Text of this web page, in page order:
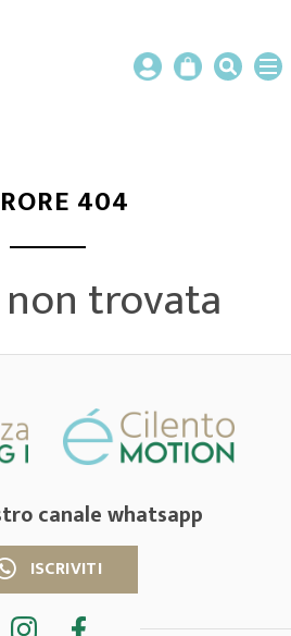
404
trovata
canale whatsapp
ISCRIVITI